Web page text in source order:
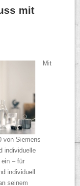
mit
Mit
von Siemens
individuelle
– für
individuell
seinem